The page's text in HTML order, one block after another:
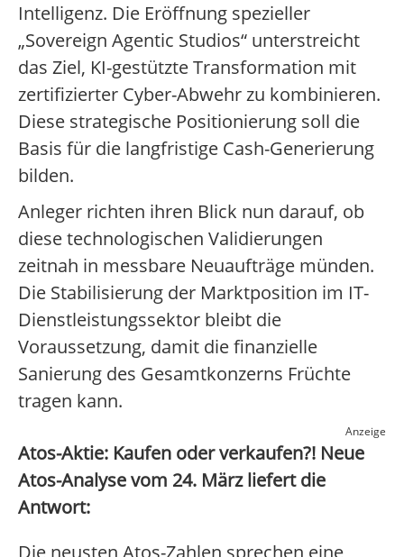
Intelligenz. Die Eröffnung spezieller
„Sovereign Agentic Studios“ unterstreicht
das Ziel, KI-gestützte Transformation mit
zertifizierter Cyber-Abwehr zu kombinieren.
Diese strategische Positionierung soll die
Basis für die langfristige Cash-Generierung
bilden.
Anleger richten ihren Blick nun darauf, ob
diese technologischen Validierungen
zeitnah in messbare Neuaufträge münden.
Die Stabilisierung der Marktposition im IT-
Dienstleistungssektor bleibt die
Voraussetzung, damit die finanzielle
Sanierung des Gesamtkonzerns Früchte
tragen kann.
Anzeige
Atos-Aktie: Kaufen oder verkaufen?! Neue
Atos-Analyse vom 24. März liefert die
Antwort: